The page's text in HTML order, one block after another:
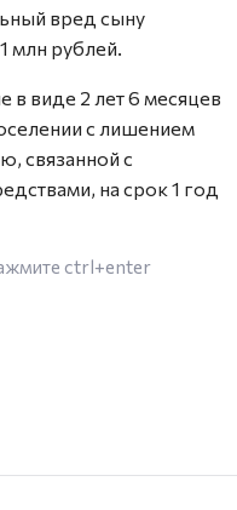
вред сыну
рублей.
в виде 2 лет 6 месяцев
с лишением
связанной с
на срок 1 год
ctrl+enter